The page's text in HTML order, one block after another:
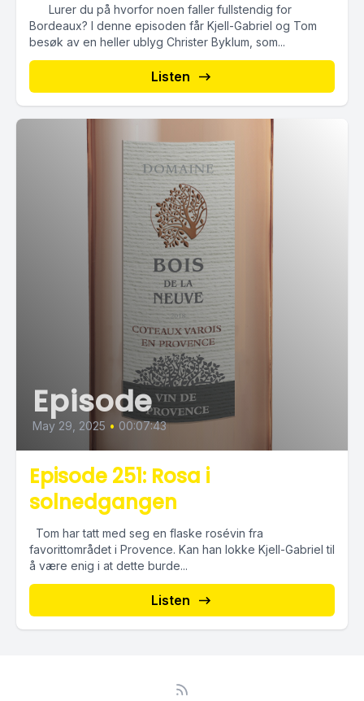
Lurer du på hvorfor noen faller fullstendig for
Bordeaux? I denne episoden får Kjell-Gabriel og Tom
besøk av en heller ublyg Christer Byklum, som...
Listen
Episode
May 29, 2025 • 00:07:43
Episode 251: Rosa i
solnedgangen
Tom har tatt med seg en flaske rosévin fra
favorittområdet i Provence. Kan han lokke Kjell-Gabriel til
å være enig i at dette burde...
Listen